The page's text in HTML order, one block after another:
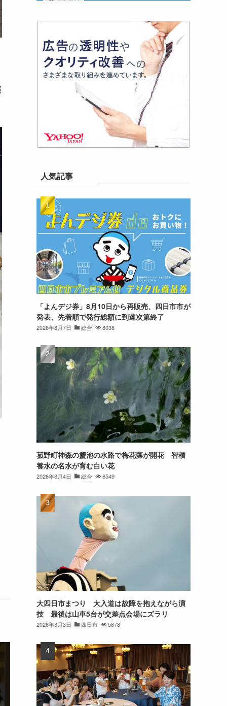
人気記事
「よんデジ券」8月10日から再販売、四日市市が
発表、先着順で発行総額に到達次第終了
2026年8月7日 総合 8038
菰野町神森の蟹池の水路で梅花藻が開花 智積
養水の名水が育む白い花
2026年8月4日 総合 6549
大四日市まつり 大入道は故障を抱えながら演
技 最後は山車5台が交差点会場にズラリ
2026年8月3日 四日市 5878